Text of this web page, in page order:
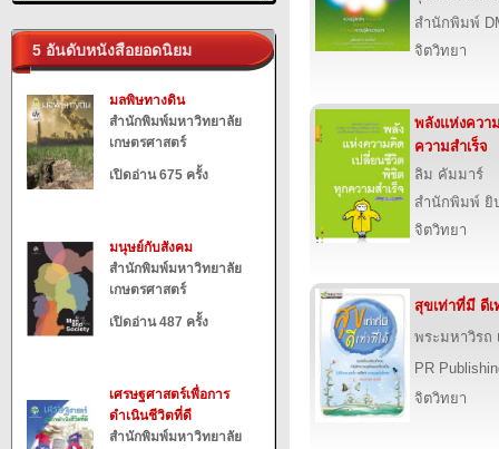
5 อันดับหนังสือยอดนิยม
มลพิษทางดิน
สำนักพิมพ์มหาวิทยาลัย
เกษตรศาสตร์
เปิดอ่าน 675 ครั้ง
มนุษย์กับสังคม
สำนักพิมพ์มหาวิทยาลัย
เกษตรศาสตร์
เปิดอ่าน 487 ครั้ง
เศรษฐศาสตร์เพื่อการ
ดำเนินชีวิตที่ดี
สำนักพิมพ์มหาวิทยาลัย
สำนักพิมพ์
จิตวิทยา
พลังแห่งควา
ความสำเร็จ
ลิม คัมมาร์
สำนักพิมพ์ ยิ
จิตวิทยา
สุขเท่าที่มี ดีเ
พระมหาวิรถ
PR
จิตวิทยา